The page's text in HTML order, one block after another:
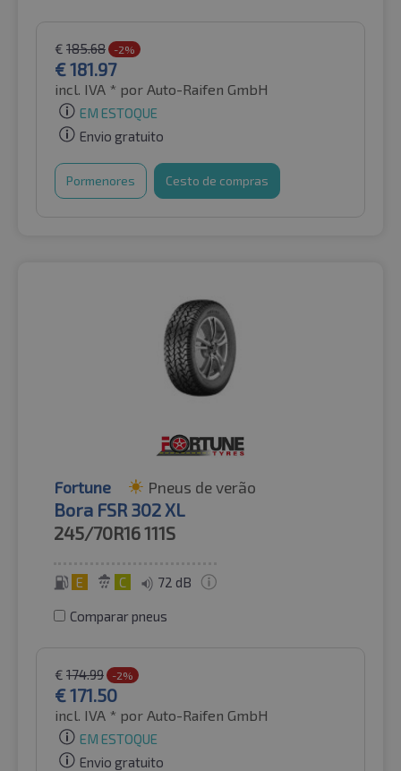
€ 185.68 -2%
€181.97
incl. IVA * por Auto-Raifen GmbH
EM ESTOQUE
Envio gratuito
Pormenores Cesto de compras
Fortune Pneus de verão
Bora FSR 302 XL
245/70R16111S
E C 72 dB
Comparar pneus
€ 174.99 -2%
€171.50
incl. IVA * por Auto-Raifen GmbH
EM ESTOQUE
Envio gratuito